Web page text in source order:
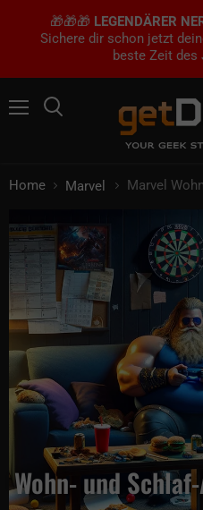
🎁🎁🎁 LEGENDÄRER
Sichere dir schon jetzt
beste Zeit des
Home Marvel Marvel
Wohn- und